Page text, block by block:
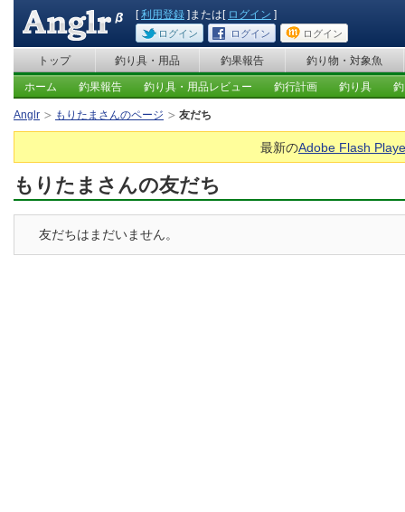
[利用登録 ]または[ ログイン ]
ログイン ログイン ログイン
トップ 釣り具・用品 釣果報告 釣り物・対象魚
ホーム 釣果報告 釣り具・用品レビュー 釣行計画 釣り具
Anglr もりたまさんのページ 友だち
最新のAdobe Flash
もりたまさんの友だち
友だちはまだいません。